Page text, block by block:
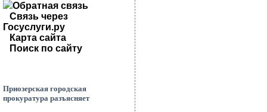
Обратная связь
Связь через
Госуслуги.ру
Карта сайта
Поиск по сайту
Приозерская городская
прокуратура разъясняет